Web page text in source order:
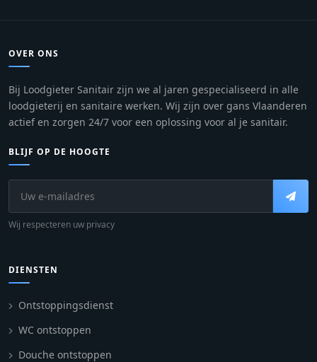
OVER ONS
Bij Loodgieter Sanitair zijn we al jaren gespecialiseerd in alle
loodgieterij en sanitaire werken. Wij zijn over gans Vlaanderen
actief en zorgen 24/7 voor een oplossing voor al je sanitair.
BLIJF OP DE HOOGTE
Wij respecteren uw privacy
DIENSTEN
Ontstoppingsdienst
WC ontstoppen
Douche ontstoppen